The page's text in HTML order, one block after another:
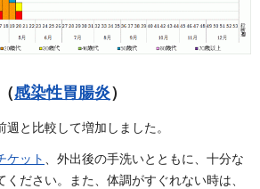
感染性胃腸炎）
と比較して増加しました。
ケット
、外出後の手洗いとともに、十分な
ださい。また、体調がすぐれない時は、